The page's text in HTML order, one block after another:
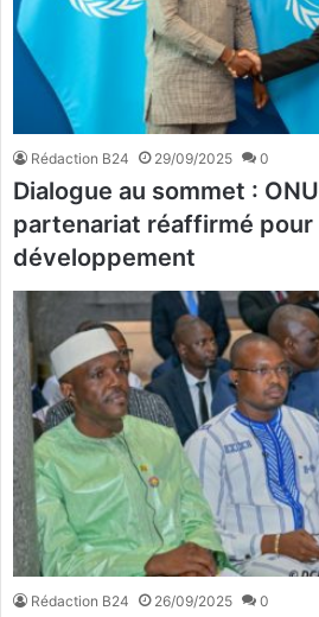
Rédaction B24 29/09/2025 0
Dialogue au sommet :
partenariat réaffirmé pour
développement
Rédaction B24 26/09/2025 0